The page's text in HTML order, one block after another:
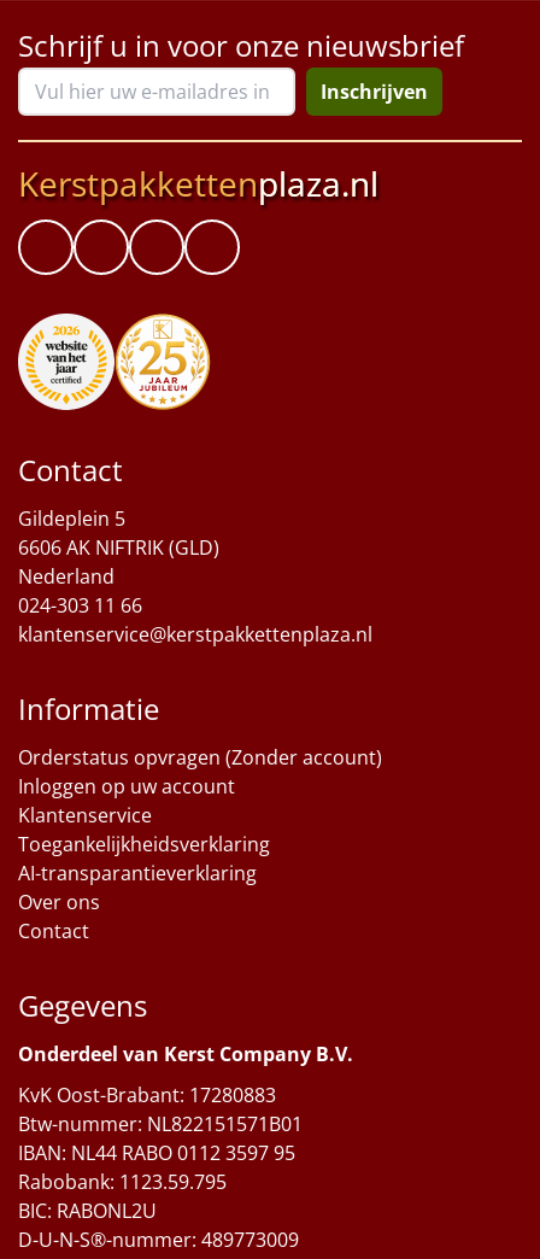
Schrijf u in voor onze nieuwsbrief
Inschrijven
Kerstpakkettenplaza.nl
Contact
Gildeplein 5
6606 AK NIFTRIK (GLD)
Nederland
024-303 11 66
klantenservice@kerstpakkettenplaza.nl
Informatie
Orderstatus opvragen (Zonder account)
Inloggen op uw account
Klantenservice
Toegankelijkheidsverklaring
AI-transparantieverklaring
Over ons
Contact
Gegevens
Onderdeel van Kerst Company B.V.
KvK Oost-Brabant: 17280883
Btw-nummer: NL822151571B01
IBAN: NL44 RABO 0112 3597 95
Rabobank: 1123.59.795
BIC: RABONL2U
D-U-N-S®-nummer: 489773009